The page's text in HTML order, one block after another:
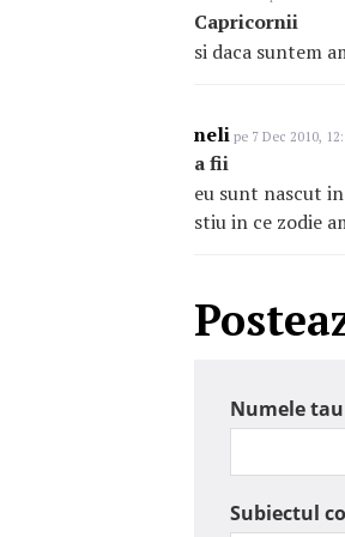
Capricornii
si daca suntem
neli pe 7 Dec 2010,
a fii
eu sunt nascut
stiu in ce zodie
Numele tau
Subiectul